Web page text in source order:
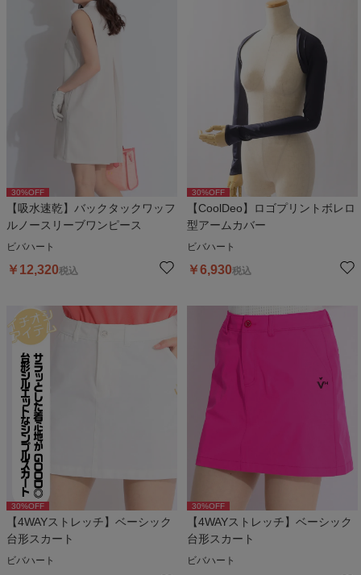
30%OFF
【吸水速乾】バックタックワッフ
ルノースリーブワンピース
ビバハート
￥ 12,320税込
30%OFF
【CoolDeo】ロゴプリントボレロ
型アームカバー
ビバハート
￥6,930税込
30%OFF
【4WAYストレッチ】ベーシック
台形スカート
ビバハート
30%OFF
【4WAYストレッチ】ベーシック
台形スカート
ビバハート